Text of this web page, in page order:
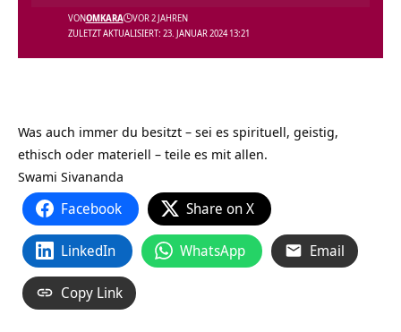
ZULETZT AKTUALISIERT: 23. JANUAR 2024 13:21
VONOMKARA VOR 2 JAHREN
Was auch immer du besitzt – sei es spirituell, geistig,
ethisch oder materiell – teile es mit allen.
Swami Sivananda
Facebook Share on X
LinkedIn WhatsApp Email
Copy Link